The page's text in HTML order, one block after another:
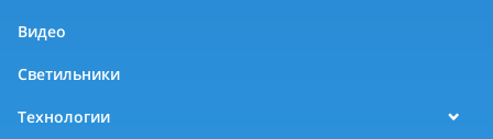
Видео
Светильники
Технологии